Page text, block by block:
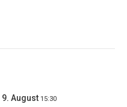
9. August 15:30